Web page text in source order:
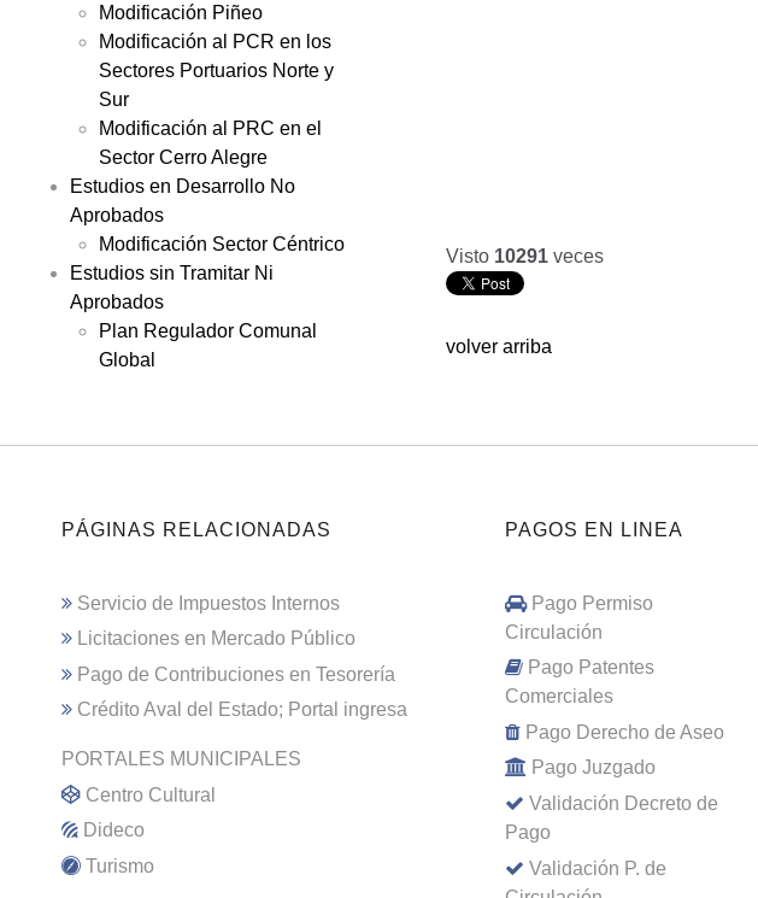
Modificación Piñeo
Modificación al PCR en los
Sectores Portuarios Norte y
Sur
Modificación al PRC en el
Sector Cerro Alegre
Estudios en Desarrollo No
Aprobados
Modificación Sector Céntrico
Estudios sin Tramitar Ni
Aprobados
Plan Regulador Comunal
Global
Visto 10291 veces
volver arriba
PÁGINAS RELACIONADAS
Servicio de Impuestos Internos
Licitaciones en Mercado Público
Pago de Contribuciones en Tesorería
Crédito Aval del Estado; Portal ingresa
PORTALES MUNICIPALES
Centro Cultural
Dideco
Turismo
PAGOS EN LINEA
Pago Permiso
Circulación
Pago Patentes
Comerciales
Pago Derecho de Aseo
Pago Juzgado
Validación Decreto de
Pago
Validación P. de